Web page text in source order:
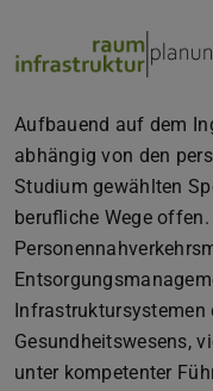
Aufbauend auf dem
abhängig von den
Studium gewählten
berufliche Wege offen.
Infrastruktursystemen
Gesundheitswesens,
unter kompetenter